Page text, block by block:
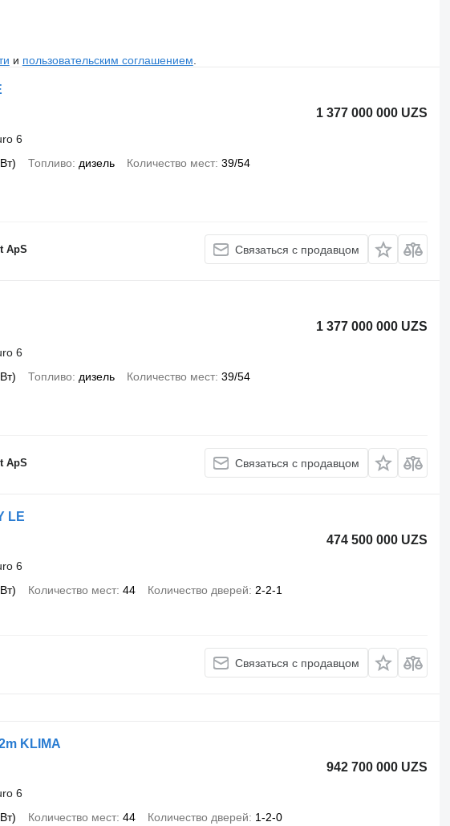
и пользовательским соглашением
1 377 000 000 UZS
6
Топливо дизель Количество мест 39/54
ApS Связаться с продавцом
1 377 000 000 UZS
6
Топливо дизель Количество мест 39/54
ApS Связаться с продавцом
LE
474 500 000 UZS
6
Количество мест 44 Количество дверей 2-2-1
Связаться с продавцом
KLIMA
942 700 000 UZS
6
Количество мест 44 Количество дверей 1-2-0